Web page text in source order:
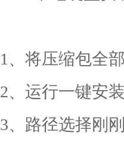
1、将压缩包全
2、运行一键安
3、路径选择刚